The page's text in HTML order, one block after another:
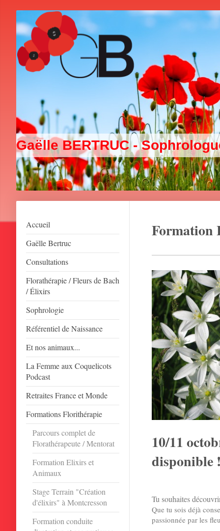
Gaëlle BERTRUC -
Accueil
Gaëlle Bertruc
Consultations
Florathérapie / Fleurs de Bach
/ Élixirs
Sophrologie
Référentiel de Naissance
Et nos animaux...
La Femme aux Coquelicots
Podcast
Retraites France et Monde
Formations Florithérapie
Parcours complet de
Florathérapeute / Mentorat
Formation Elixirs et
Animaux
Stage Terrain "Création
d'élixirs" à Montcresson
Formation conduite
Formation
10/11
disponible
Tu souhaites
Que tu sois déjà
passionnée par les